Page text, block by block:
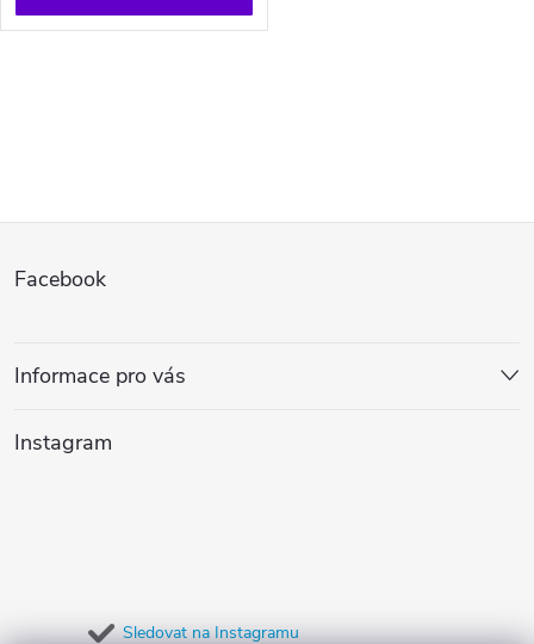
d
c
í
k
p
a
Facebook
Informace pro vás
Instagram
Sledovat na Instagramu